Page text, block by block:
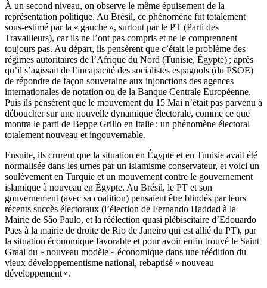
À un second niveau, on observe le même épuisement de la
représentation politique. Au Brésil, ce phénomène fut totalement
sous-estimé par la « gauche », surtout par le PT (Parti des
Travailleurs), car ils ne l’ont pas compris et ne le comprennent
toujours pas. Au départ, ils pensèrent que c’était le problème des
régimes autoritaires de l’Afrique du Nord (Tunisie, Égypte) ; après
qu’il s’agissait de l’incapacité des socialistes espagnols (du PSOE)
de répondre de façon souveraine aux injonctions des agences
internationales de notation ou de la Banque Centrale Européenne.
Puis ils pensèrent que le mouvement du 15 Mai n’était pas parvenu à
déboucher sur une nouvelle dynamique électorale, comme ce que
montra le parti de Beppe Grillo en Italie : un phénomène électoral
totalement nouveau et ingouvernable.
Ensuite, ils crurent que la situation en Égypte et en Tunisie avait été
normalisée dans les urnes par un islamisme conservateur, et voici un
soulèvement en Turquie et un mouvement contre le gouvernement
islamique à nouveau en Égypte. Au Brésil, le PT et son
gouvernement (avec sa coalition) pensaient être blindés par leurs
récents succès électoraux (l’élection de Fernando Haddad à la
Mairie de São Paulo, et la réélection quasi plébiscitaire d’Edouardo
Paes à la mairie de droite de Rio de Janeiro qui est allié du PT), par
la situation économique favorable et pour avoir enfin trouvé le Saint
Graal du « nouveau modèle » économique dans une réédition du
vieux développementisme national, rebaptisé « nouveau
développement ».